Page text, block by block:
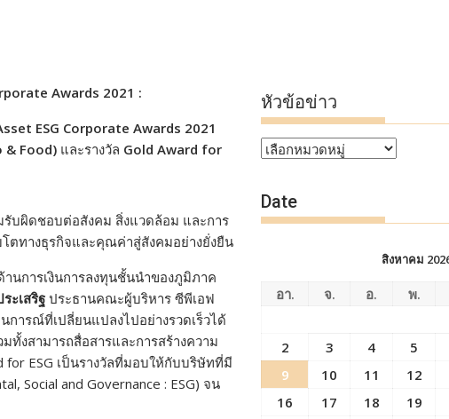
Awards 2021 :
ESG Corporate Awards 2021
& Food) และรางวัล Gold Award for
รับผิดชอบต่อสังคม สิ่งแวดล้อม และการ
ตทางธุรกิจและคุณค่าสู่สังคมอย่างยั่งยืน
นการเงินการลงทุนชั้นนำของภูมิภาค
ะเสริฐประธานคณะผู้บริหาร ซีพีเอฟ
การณ์ที่เปลี่ยนแปลงไปอย่างรวดเร็วได้
ทั้งสามารถสื่อสารและการสร้างความ
ESG เป็นรางวัลที่มอบให้กับบริษัทที่มี
Social and Governance : ESG) จน
หัวข้อข่าว
หัวข้อ
Date
สิงหาคม
อา. จ. อ. พ.
2
3 4 5
9
10 11 12
16
17 18 19